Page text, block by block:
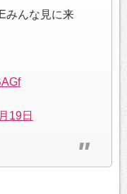
みんな見に来
19日